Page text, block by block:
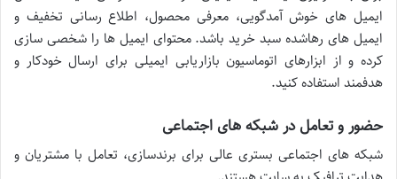
ایمیل های خوش آمدگویی، معرفی محصول، اطلاع رسانی تخفیف و
ایمیل های رهاشده سبد خرید باشد. محتوای ایمیل ها را شخصی سازی
کرده و از ابزارهای اتوماسیون بازاریابی ایمیلی برای ارسال خودکار و
هدفمند استفاده کنید.
حضور و تعامل در شبکه های اجتماعی
شبکه های اجتماعی بستری عالی برای برندسازی، تعامل با مشتریان و